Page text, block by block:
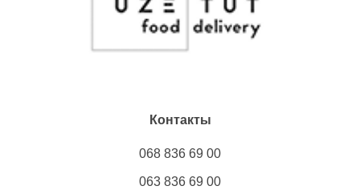
Контакты
068 836 69 00
063 836 69 00